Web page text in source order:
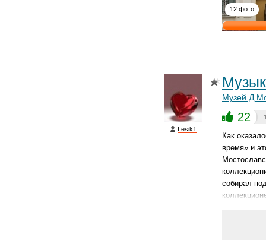
12 фото
Lesik1
Музей
22
Как
время» и
собирал